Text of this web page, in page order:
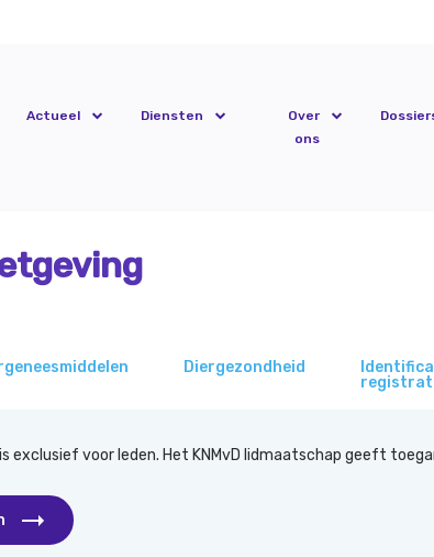
Actueel Diensten
Over
ons
Diergezondheid
is exclusief voor leden. Het KNMvD lidmaatschap geeft